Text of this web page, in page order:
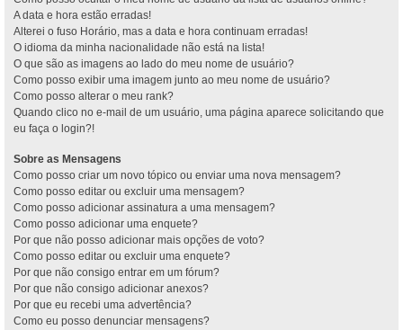
A data e hora estão erradas!
Alterei o fuso Horário, mas a data e hora continuam erradas!
O idioma da minha nacionalidade não está na lista!
O que são as imagens ao lado do meu nome de usuário?
Como posso exibir uma imagem junto ao meu nome de usuário?
Como posso alterar o meu rank?
Quando clico no e-mail de um usuário, uma página aparece solicitando que
eu faça o login?!
Sobre as Mensagens
Como posso criar um novo tópico ou enviar uma nova mensagem?
Como posso editar ou excluir uma mensagem?
Como posso adicionar assinatura a uma mensagem?
Como posso adicionar uma enquete?
Por que não posso adicionar mais opções de voto?
Como posso editar ou excluir uma enquete?
Por que não consigo entrar em um fórum?
Por que não consigo adicionar anexos?
Por que eu recebi uma advertência?
Como eu posso denunciar mensagens?